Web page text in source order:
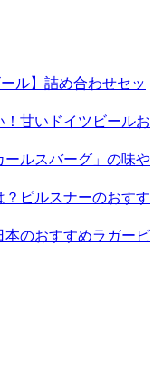
ル】詰め合わせセッ
！甘いドイツビールお
ルスバーグ」の味や
？ピルスナーのおすす
本のおすすめラガービ